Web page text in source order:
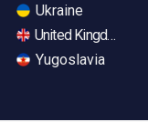
Ukraine
United Kingdom
Yugoslavia